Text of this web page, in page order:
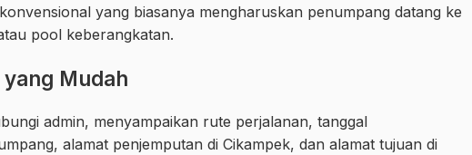
yang biasanya mengharuskan penumpang datang ke
pool keberangkatan.
Mudah
admin, menyampaikan rute perjalanan, tanggal
alamat penjemputan di Cikampek, dan alamat tujuan di